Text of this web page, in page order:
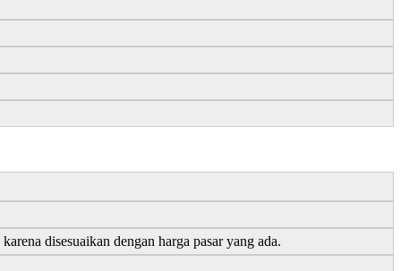
disesuaikan dengan harga pasar yang ada.